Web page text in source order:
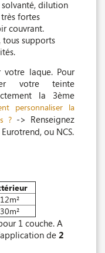
solvanté, dilution
fortes
couvrant.
supports
votre laque. Pour
votre teinte
la 3ème
personnaliser la
? -> Renseignez
ou NCS.
12m²
30m²
1 couche. A
de 2